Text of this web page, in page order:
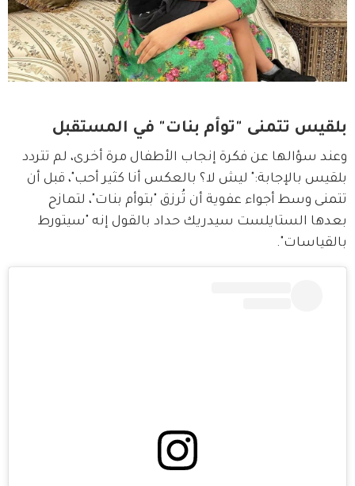
بلقيس تتمنى "توأم بنات" في المستقبل
وعند سؤالها عن فكرة إنجاب الأطفال مرة أخرى، لم تتردد
بلقيس بالإجابة:" ليش لا؟ بالعكس أنا كثير أحب"، قبل أن
تتمنى وسط أجواء عفوية أن تُرزق "بتوأم بنات"، لتمازح
بعدها الستايلست سيدريك حداد بالقول إنه "سيتورط
بالقياسات".